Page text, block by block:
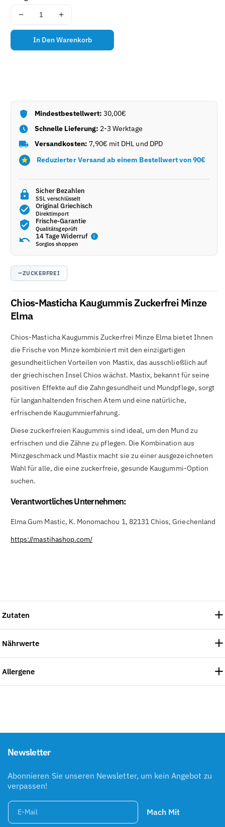
Menge
für
Chios-
Masticha
(13g)
verringern
Menge
für
Chios-
Masticha
(13g)
erhöhen
In Den Warenkorb
Mindestbestellwert: 30,00€
Schnelle Lieferung: 2-3 Werktage
Versandkosten: 7,90€ mit DHL und DPD
Reduzierter Versand ab einem Bestellwert von 90€
Sicher Bezahlen
SSL verschlüsselt
Original Griechisch
Direktimport
Frische-Garantie
Qualitätsgeprüft
14 Tage Widerruf i
Sorglos shoppen
−ZUCKERFREI
Chios-Masticha Kaugummis Zuckerfrei Minze
Elma
Chios-Masticha Kaugummis Zuckerfrei Minze Elma bietet Ihnen
die Frische von Minze kombiniert mit den einzigartigen
gesundheitlichen Vorteilen von Mastix, das ausschließlich auf
der griechischen Insel Chios wächst. Mastix, bekannt für seine
positiven Effekte auf die Zahngesundheit und Mundpflege, sorgt
für langanhaltenden frischen Atem und eine natürliche,
erfrischende Kaugummierfahrung.
Diese zuckerfreien Kaugummis sind ideal, um den Mund zu
erfrischen und die Zähne zu pflegen. Die Kombination aus
Minzgeschmack und Mastix macht sie zu einer ausgezeichneten
Wahl für alle, die eine zuckerfreie, gesunde Kaugummi-Option
suchen.
Verantwortliches Unternehmen:
Elma Gum Mastic, K. Monomachou 1, 82131 Chios, Griechenland
https://mastihashop.com/
Zutaten
Nährwerte
Allergene
Newsletter
Abonnieren Sie unseren Newsletter, um kein Angebot zu
verpassen!
E-Mail Mach Mit